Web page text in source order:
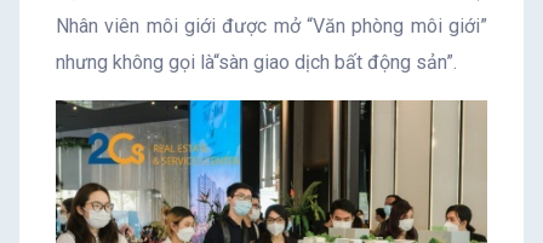
Nhân viên môi giới được mở “Văn phòng môi giới”
nhưng không gọi là“sàn giao dịch bất động sản”.